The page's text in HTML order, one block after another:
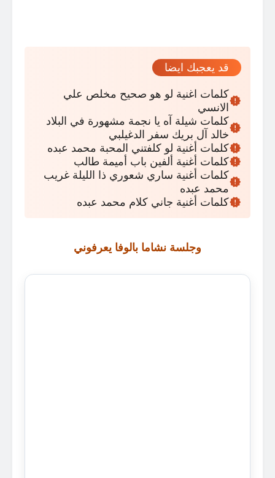
قد يعجبك ايضا
كلمات اغنية لو هو صحيح مخلص علي
الانسي
كلمات شيلة آه يا نجمة مشهورة في البلاد
خالد آل بريك سفر الدغيلبي
كلمات أغنية لو كلفتني المحبة محمد عبده
كلمات أغنية ألفين باب أميمة طالب
كلمات أغنية ساري شعوري ذا الليلة غريب
محمد عبده
كلمات أغنية جاني كلام محمد عبده
وجلسة نشاما بالوفا يعرفوني